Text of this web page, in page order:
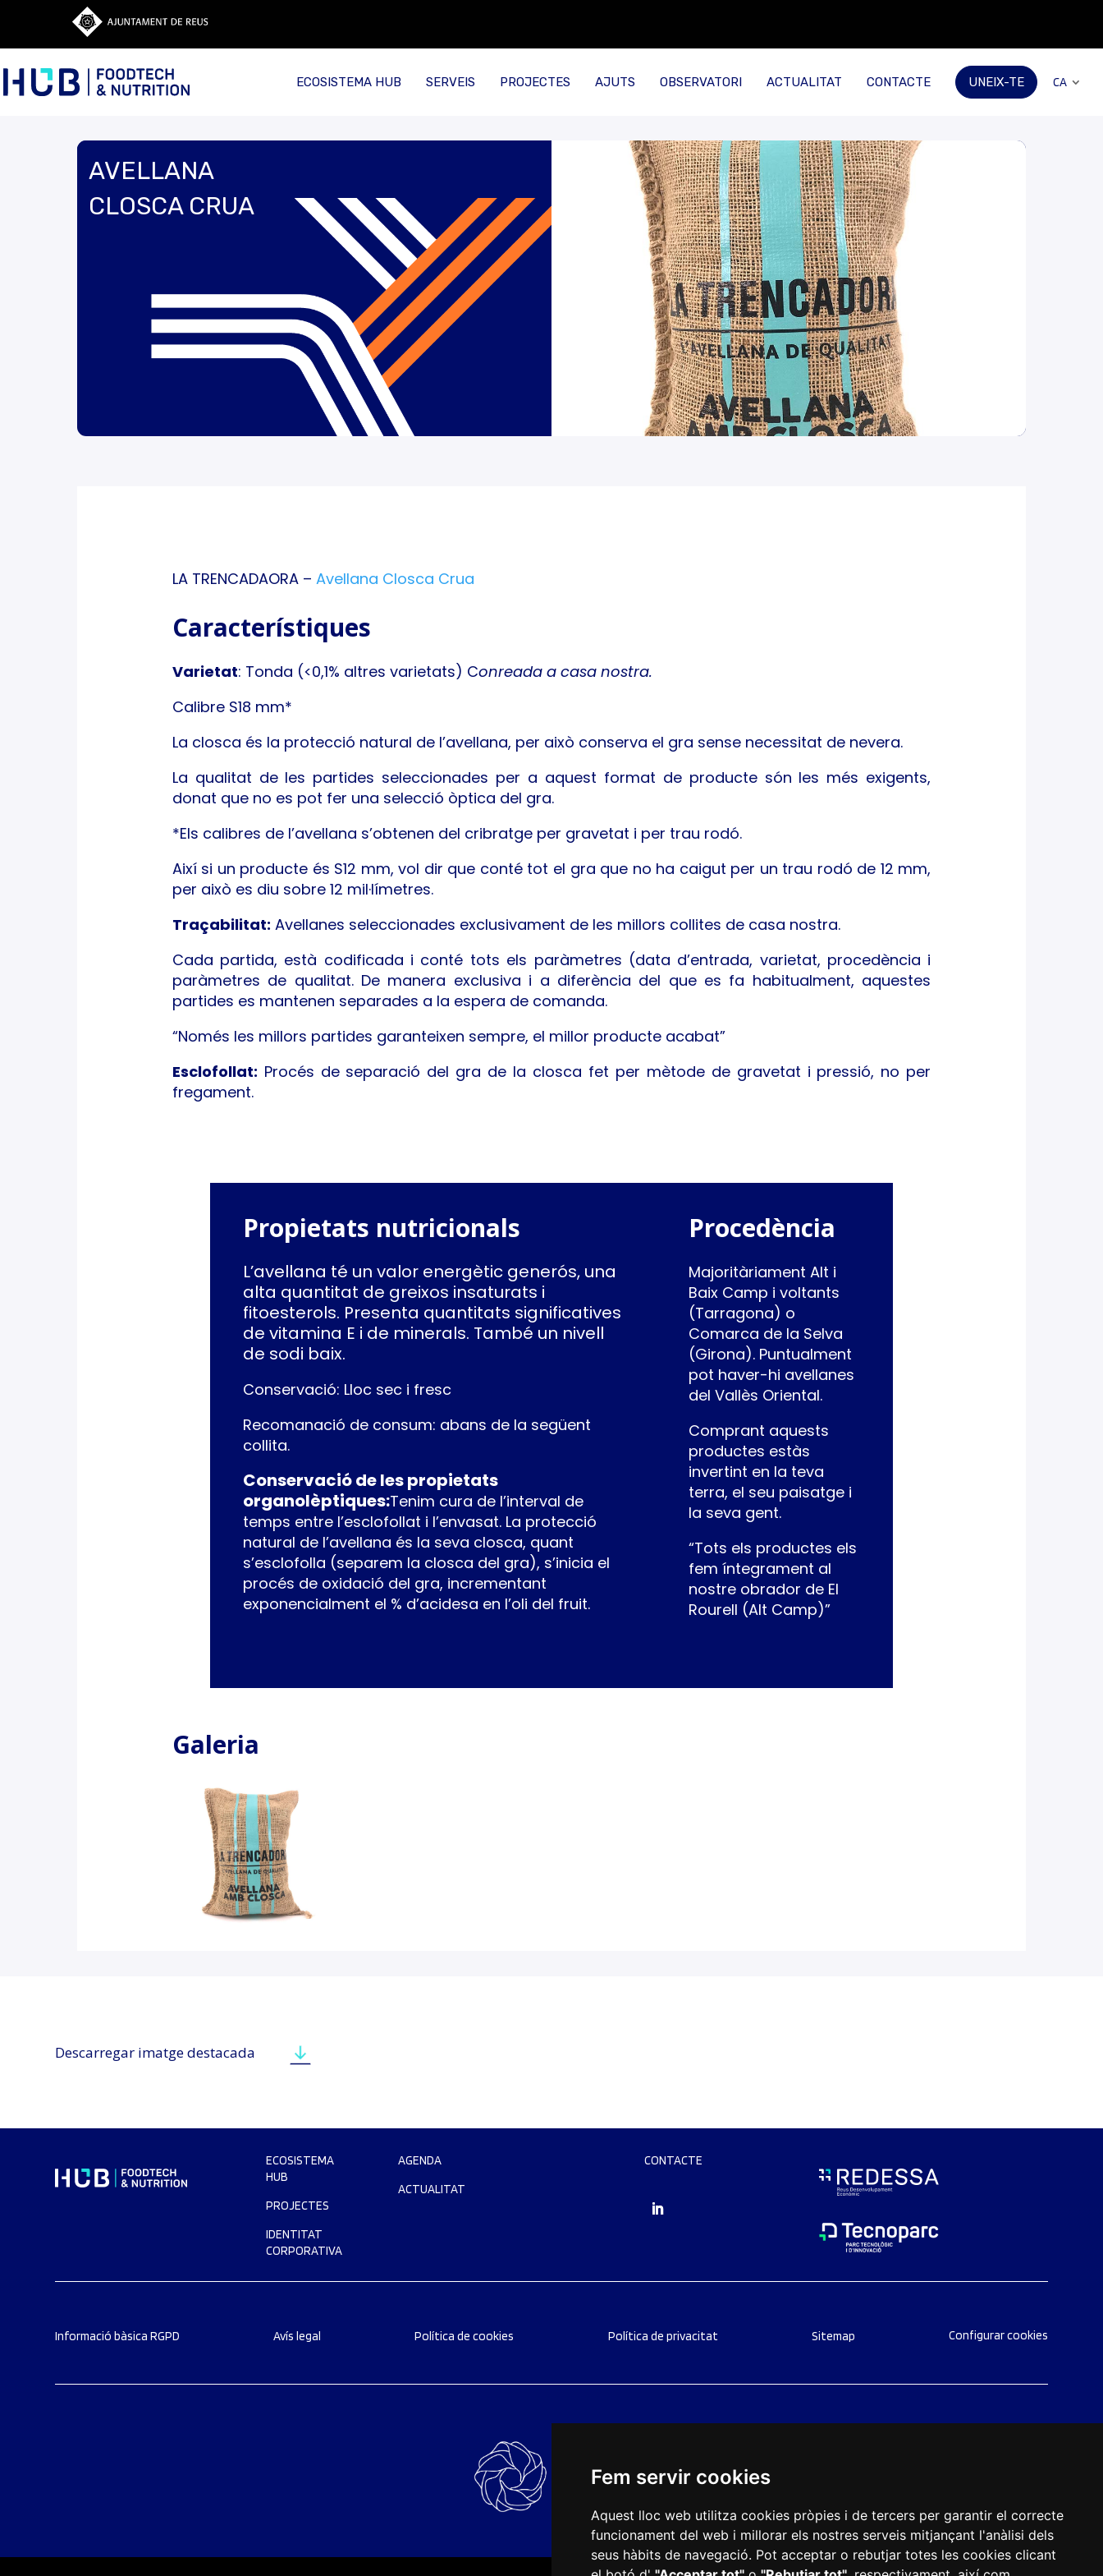
Fem servir cookies
Aquest lloc web utilitza cookies pròpies i de tercers per garantir el correcte
funcionament del web i millorar els nostres serveis mitjançant l'anàlisi dels
seus hàbits de navegació. Pot acceptar o rebutjar totes les cookies clicant
ECOSISTEMA HUB SERVEIS PROJECTES AJUTS OBSERVATORI ACTUALITAT CONTACTE UNEIX-TE CA
AVELLANA
CLOSCA CRUA
LA TRENCADAORA – Avellana Closca Crua
Característiques
Varietat: Tonda (<0,1% altres varietats) Conreada a casa nostra.
Calibre S18 mm*
La closca és la protecció natural de l’avellana, per això conserva el gra sense necessitat de nevera.
La qualitat de les partides seleccionades per a aquest format de producte són les més exigents,
donat que no es pot fer una selecció òptica del gra.
*Els calibres de l’avellana s’obtenen del cribratge per gravetat i per trau rodó.
Així si un producte és S12 mm, vol dir que conté tot el gra que no ha caigut per un trau rodó de 12 mm,
per això es diu sobre 12 mil·límetres.
Traçabilitat: Avellanes seleccionades exclusivament de les millors collites de casa nostra.
Cada partida, està codificada i conté tots els paràmetres (data d’entrada, varietat, procedència i
paràmetres de qualitat. De manera exclusiva i a diferència del que es fa habitualment, aquestes
partides es mantenen separades a la espera de comanda.
“Només les millors partides garanteixen sempre, el millor producte acabat”
Esclofollat: Procés de separació del gra de la closca fet per mètode de gravetat i pressió, no per
fregament.
Propietats nutricionals
L’avellana té un valor energètic generós, una
alta quantitat de greixos insaturats i
fitoesterols. Presenta quantitats significatives
de vitamina E i de minerals. També un nivell
de sodi baix.
Conservació: Lloc sec i fresc
Recomanació de consum: abans de la següent
collita.
Conservació de les propietats
organolèptiques:Tenim cura de l’interval de
temps entre l’esclofollat i l’envasat. La protecció
natural de l’avellana és la seva closca, quant
s’esclofolla (separem la closca del gra), s’inicia el
procés de oxidació del gra, incrementant
exponencialment el % d’acidesa en l’oli del fruit.
Procedència
Majoritàriament Alt i
Baix Camp i voltants
(Tarragona) o
Comarca de la Selva
(Girona). Puntualment
pot haver-hi avellanes
del Vallès Oriental.
Comprant aquests
productes estàs
invertint en la teva
terra, el seu paisatge i
la seva gent.
“Tots els productes els
fem íntegrament al
nostre obrador de El
Rourell (Alt Camp)”
Galeria
Descarregar imatge destacada
ECOSISTEMA
HUB
PROJECTES
IDENTITAT
CORPORATIVA
AGENDA
ACTUALITAT
CONTACTE
Informació bàsica RGPD Avís legal Política de cookies Política de privacitat Sitemap Configurar cookies